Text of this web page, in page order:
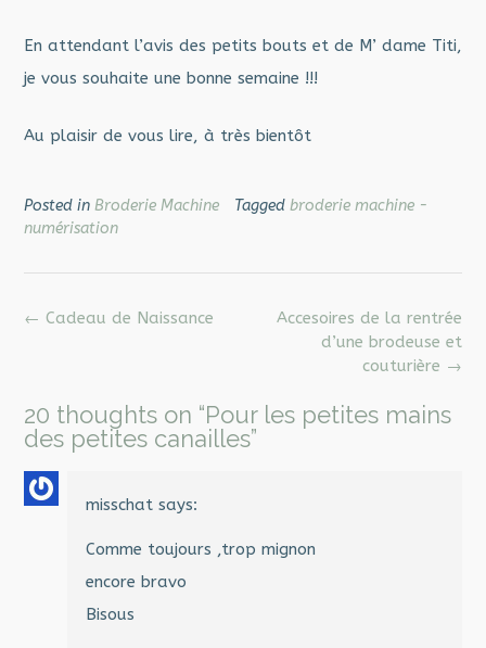
En attendant l’avis des petits bouts et de M’ dame Titi,
je vous souhaite une bonne semaine !!!
Au plaisir de vous lire, à très bientôt
Posted in Broderie Machine Tagged broderie machine -
numérisation
Post
Accesoires de la rentrée
d’une brodeuse et
couturière →
← Cadeau de Naissance
20 thoughts on “Pour les petites mains
des petites canailles”
misschat says:
Comme toujours ,trop mignon
encore bravo
Bisous